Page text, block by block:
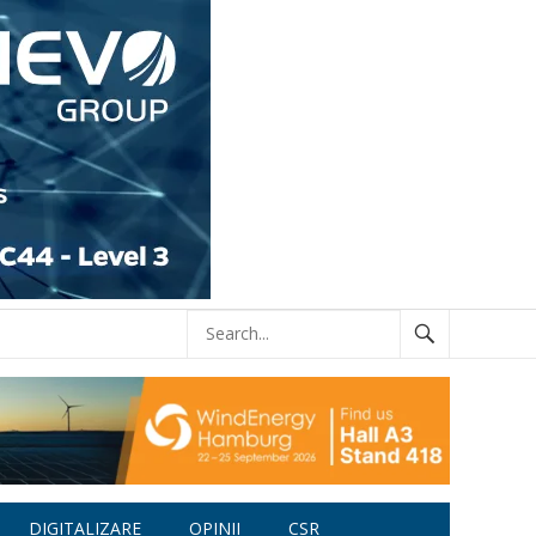
DIGITALIZARE OPINII CSR